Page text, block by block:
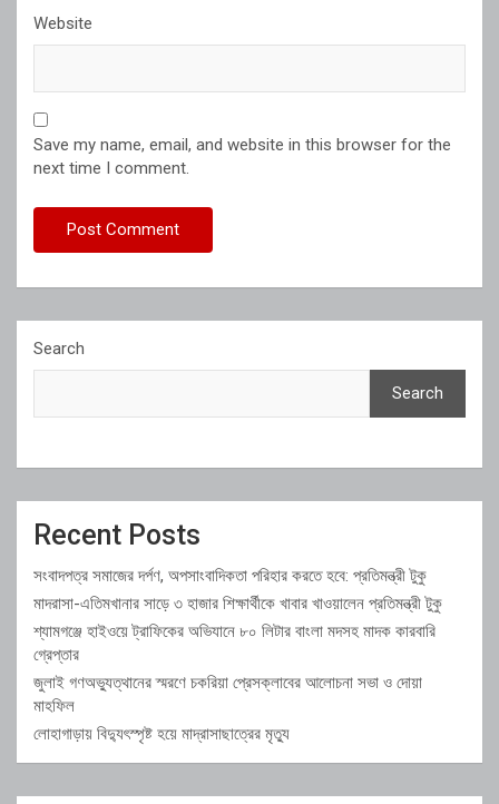
Website
Save my name, email, and website in this browser for the
next time I comment.
Search
Search
Recent Posts
সংবাদপত্র সমাজের দর্পণ, অপসাংবাদিকতা পরিহার করতে হবে: প্রতিমন্ত্রী টুকু
মাদরাসা-এতিমখানার সাড়ে ৩ হাজার শিক্ষার্থীকে খাবার খাওয়ালেন প্রতিমন্ত্রী টুকু
শ্যামগঞ্জে হাইওয়ে ট্রাফিকের অভিযানে ৮০ লিটার বাংলা মদসহ মাদক কারবারি
গ্রেপ্তার
জুলাই গণঅভ্যুত্থানের স্মরণে চকরিয়া প্রেসক্লাবের আলোচনা সভা ও দোয়া
মাহফিল
লোহাগাড়ায় বিদ্যুৎস্পৃষ্ট হয়ে মাদ্রাসাছাত্রের মৃত্যু